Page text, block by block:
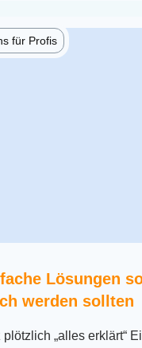
für Profis
Lösungen
werden sollten
„alles erklärt“